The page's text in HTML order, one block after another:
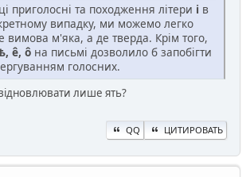
приголосні та походження літери і в
випадку, ми можемо легко
вимова м'яка, а де тверда. Крім того,
ê, ô на письмі дозволило б запобігти
голосних.
лише ять?
QQ ЦИТИРОВАТЬ